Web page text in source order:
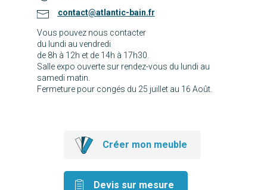
contact@atlantic-bain.fr
Vous pouvez nous contacter
du lundi au vendredi
de 8h à 12h et de 14h à 17h30.
Salle expo ouverte sur rendez-vous du lundi au
samedi matin.
Fermeture pour congés du 25 juillet au 16 Août.
Créer mon meuble
Devis sur mesure